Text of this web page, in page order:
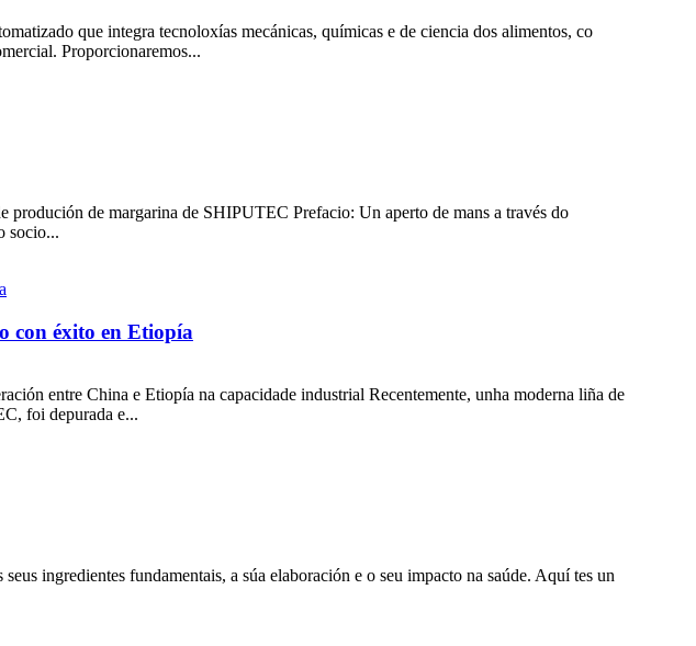
que integra tecnoloxías mecánicas, químicas e de ciencia dos alimentos, co
Proporcionaremos...
de margarina de SHIPUTEC Prefacio: Un aperto de mans a través do
socio...
con éxito en Etiopía
entre China e Etiopía na capacidade industrial Recentemente, unha moderna liña de
foi depurada e...
ingredientes fundamentais, a súa elaboración e o seu impacto na saúde. Aquí tes un